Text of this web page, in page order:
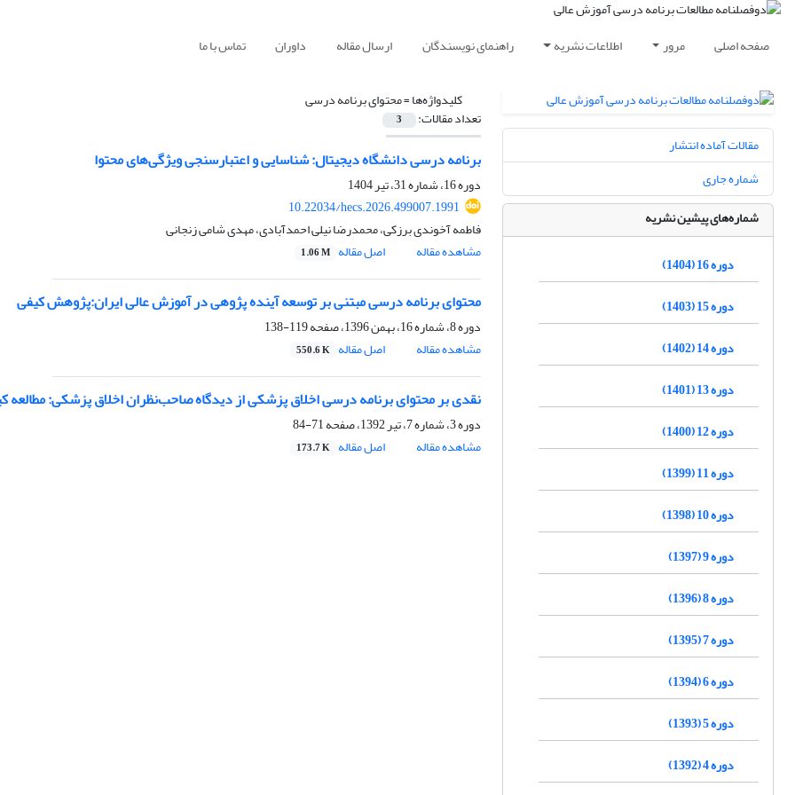
صفحه اصلی مرور اطلاعات نشریه راهنمای نویسندگان ارسال مقاله داوران تماس با ما
کلیدواژه‌ها =محتوای برنامه درسی
تعداد مقالات: 3
برنامه درسی دانشگاه دیجیتال: شناسایی و اعتبارسنجی ویژگی‌های محتوا
دوره 16، شماره 31، تیر 1404
10.22034/hecs.2026.499007.1991
فاطمه آخوندی برزکی، محمدرضا نیلی احمدآبادی، مهدی شامی زنجانی
مشاهده مقاله
اصل مقاله 1.06 M
محتوای برنامه درسی مبتنی بر توسعه آینده پژوهی در آموزش عالی ایران:پژوهش کیفی
دوره 8، شماره 16، بهمن 1396، صفحه
119-138
مشاهده مقاله
اصل مقاله 550.6 K
نقدی بر محتوای برنامه درسی اخلاق پزشکی از دیدگاه صاحب‌نظران اخلاق پزشکی:
دوره 3، شماره 7، تیر 1392، صفحه
71-84
مشاهده مقاله
اصل مقاله 173.7 K
مقالات آماده انتشار
شماره جاری
شماره‌های پیشین نشریه
دوره 16 (1404)
دوره 15 (1403)
دوره 14 (1402)
دوره 13 (1401)
دوره 12 (1400)
دوره 11 (1399)
دوره 10 (1398)
دوره 9 (1397)
دوره 8 (1396)
دوره 7 (1395)
دوره 6 (1394)
دوره 5 (1393)
دوره 4 (1392)